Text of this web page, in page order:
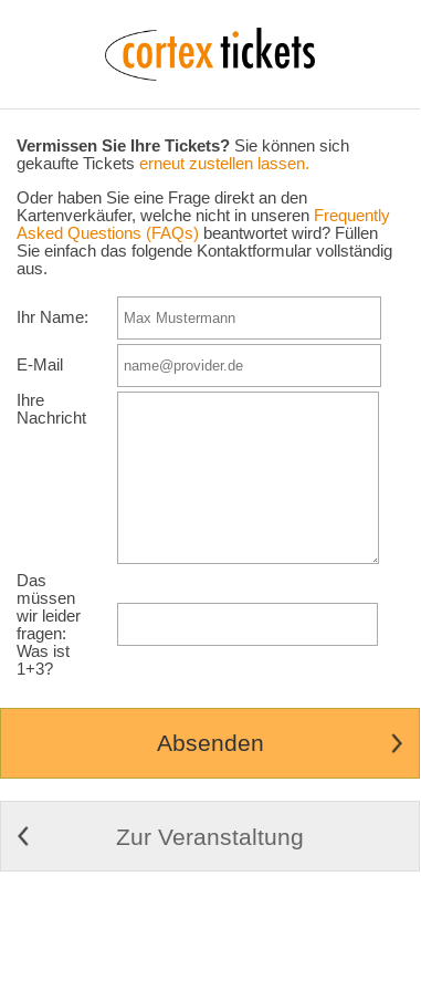
Vermissen Sie Ihre Tickets? Sie können sich
gekaufte Tickets erneut zustellen lassen.
Oder haben Sie eine Frage direkt an den
Kartenverkäufer, welche nicht in unseren Frequently
Asked Questions (FAQs) beantwortet wird? Füllen
Sie einfach das folgende Kontaktformular vollständig
aus.
Ihr Name:
E-Mail
Ihre
Nachricht
Das
müssen
wir leider
fragen:
Was ist
1+3?
Zur Veranstaltung